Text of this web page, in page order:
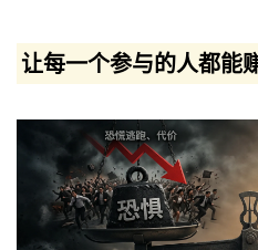
让每一个参与的人都能